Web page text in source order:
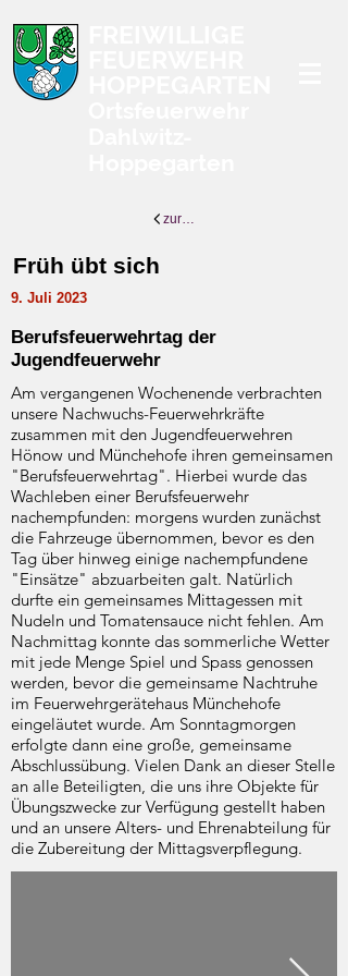
zurück zur Übersicht
Früh übt sich
9. Juli 2023
Berufsfeuerwehrtag der
Jugendfeuerwehr
Am vergangenen Wochenende verbrachten
unsere Nachwuchs-Feuerwehrkräfte
zusammen mit den Jugendfeuerwehren
Hönow und Münchehofe ihren gemeinsamen
"Berufsfeuerwehrtag". Hierbei wurde das
Wachleben einer Berufsfeuerwehr
nachempfunden: morgens wurden zunächst
die Fahrzeuge übernommen, bevor es den
Tag über hinweg einige nachempfundene
"Einsätze" abzuarbeiten galt. Natürlich
durfte ein gemeinsames Mittagessen mit
Nudeln und Tomatensauce nicht fehlen. Am
Nachmittag konnte das sommerliche Wetter
mit jede Menge Spiel und Spass genossen
werden, bevor die gemeinsame Nachtruhe
im Feuerwehrgerätehaus Münchehofe
eingeläutet wurde. Am Sonntagmorgen
erfolgte dann eine große, gemeinsame
Abschlussübung. Vielen Dank an dieser Stelle
an alle Beteiligten, die uns ihre Objekte für
Übungszwecke zur Verfügung gestellt haben
und an unsere Alters- und Ehrenabteilung für
die Zubereitung der Mittagsverpflegung.